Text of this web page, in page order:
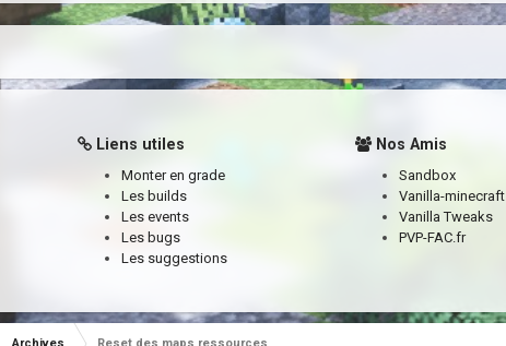
Liens utiles
Monter en grade
Les builds
Les events
Les bugs
Les suggestions
Nos Amis
Sandbox
Vanilla-minecraft
Vanilla Tweaks
PVP-FAC.fr